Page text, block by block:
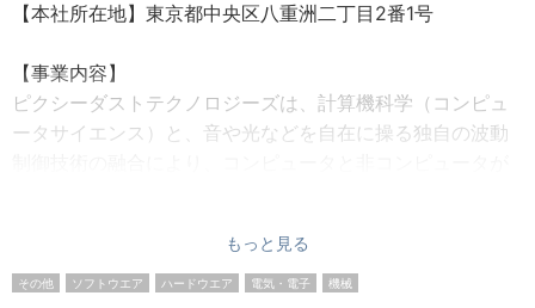
【本社所在地】東京都中央区八重洲二丁目2番1号
【事業内容】
ピクシーダストテクノロジーズは、計算機科学（コンピュ
ータサイエンス）と、音や光などを自在に操る独自の波動
ャー」の到来を見据えています。 私たちは、現在、波動制
御技術をメカノバイオロジーや視覚・聴覚・触覚への介
もっと見る
その他 ソフトウエア ハードウエア 電気・電子 機械